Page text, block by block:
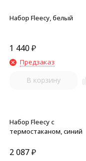
Набор Fleecy, белый
1 440₽
Предзаказ
В корзину
Набор Fleecy с
термостаканом, синий
2 087₽